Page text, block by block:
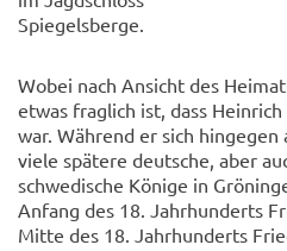
Spiegelsberge.
Wobei nach Ansicht des
etwas fraglich ist, dass
war. Während er sich hingegen
viele spätere deutsche, aber
schwedische Könige in
Anfang des 18. Jahrhunderts
Mitte des 18. Jahrhunderts